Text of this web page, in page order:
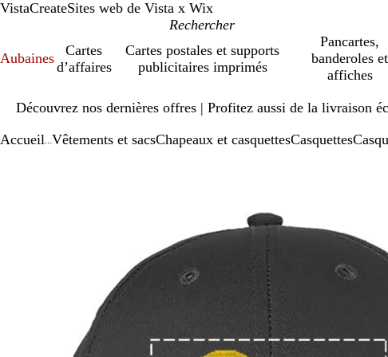
VistaCreateSites web de Vista x Wix
Aubaines
Cartes
d’affaires
Cartes postales et supports
publicitaires imprimés
Pancartes,
banderoles et
affiches
Découvrez nos dernières offres | Profitez aussi de la livraison
1
Accueil Vêtements et sacsChapeaux et casquettesCasquettes
et
zoomer,
et
les
touches
fléchées